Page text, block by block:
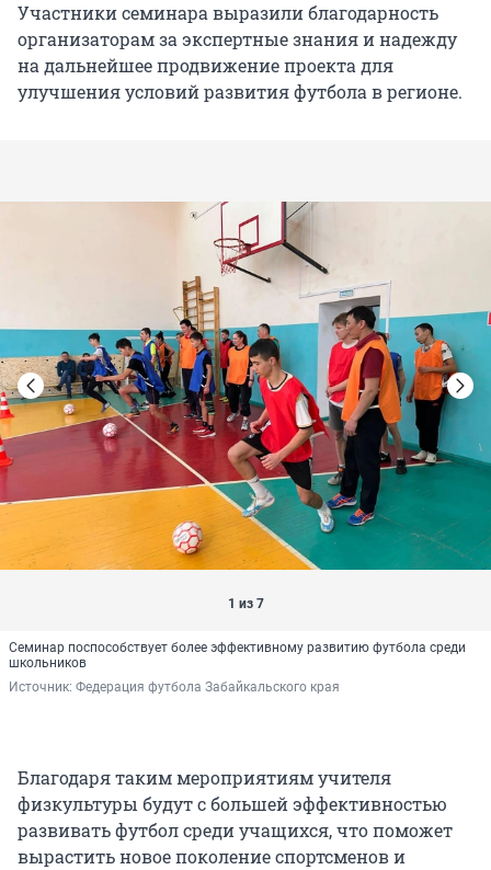
Участники семинара выразили благодарность
организаторам за экспертные знания и надежду
на дальнейшее продвижение проекта для
улучшения условий развития футбола в регионе.
1 из 7
Семинар поспособствует более эффективному развитию футбола среди
школьников
Источник: Федерация футбола Забайкальского края
Благодаря таким мероприятиям учителя
физкультуры будут с большей эффективностью
развивать футбол среди учащихся, что поможет
вырастить новое поколение спортсменов и